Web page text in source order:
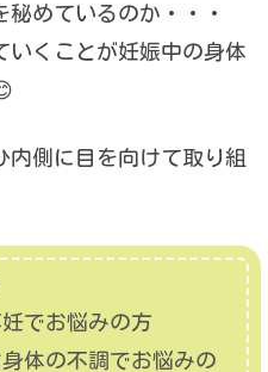
めているのか・・・
いくことが妊娠中の身体
内側に目を向けて取り組
でお悩みの方
体の不調でお悩みの